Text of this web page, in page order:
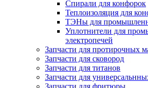
Спирали для конфорок
Теплоизоляция для
ТЭНы для
Уплотнители для
электропечей
Запчасти для протирочных
Запчасти для сковород
Запчасти для титанов
Запчасти для
Запчасти для фритюры